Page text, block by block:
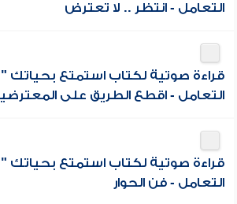
التعامل - انتظر .. لا تعترض
قراءة صوتية لكتاب استمتع
التعامل - اقطع الطريق على
قراءة صوتية لكتاب استمتع
التعامل - فن الحوار